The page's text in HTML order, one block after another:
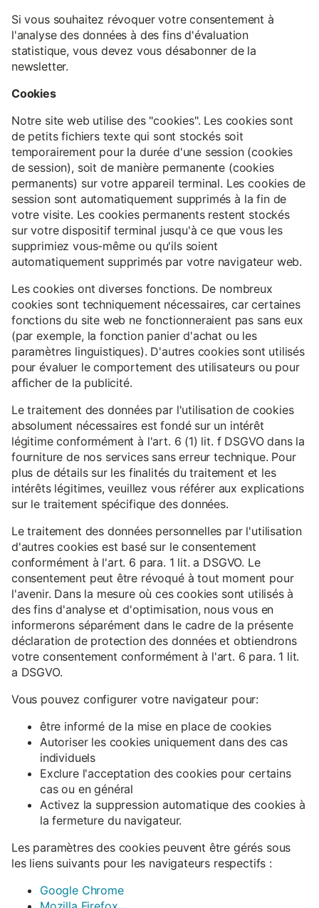
Si vous souhaitez révoquer votre consentement à
l'analyse des données à des fins d'évaluation
statistique, vous devez vous désabonner de la
newsletter.
Cookies
Notre site web utilise des "cookies". Les cookies sont
de petits fichiers texte qui sont stockés soit
temporairement pour la durée d'une session (cookies
de session), soit de manière permanente (cookies
permanents) sur votre appareil terminal. Les cookies de
session sont automatiquement supprimés à la fin de
votre visite. Les cookies permanents restent stockés
sur votre dispositif terminal jusqu'à ce que vous les
supprimiez vous-même ou qu'ils soient
automatiquement supprimés par votre navigateur web.
Les cookies ont diverses fonctions. De nombreux
cookies sont techniquement nécessaires, car certaines
fonctions du site web ne fonctionneraient pas sans eux
(par exemple, la fonction panier d'achat ou les
paramètres linguistiques). D'autres cookies sont utilisés
pour évaluer le comportement des utilisateurs ou pour
afficher de la publicité.
Le traitement des données par l'utilisation de cookies
absolument nécessaires est fondé sur un intérêt
légitime conformément à l'art. 6 (1) lit. f DSGVO dans la
fourniture de nos services sans erreur technique. Pour
plus de détails sur les finalités du traitement et les
intérêts légitimes, veuillez vous référer aux explications
sur le traitement spécifique des données.
Le traitement des données personnelles par l'utilisation
d'autres cookies est basé sur le consentement
conformément à l'art. 6 para. 1 lit. a DSGVO. Le
consentement peut être révoqué à tout moment pour
l'avenir. Dans la mesure où ces cookies sont utilisés à
des fins d'analyse et d'optimisation, nous vous en
informerons séparément dans le cadre de la présente
déclaration de protection des données et obtiendrons
votre consentement conformément à l'art. 6 para. 1 lit.
a DSGVO.
Vous pouvez configurer votre navigateur pour:
être informé de la mise en place de cookies
Autoriser les cookies uniquement dans des cas
individuels
Exclure l'acceptation des cookies pour certains
cas ou en général
Activez la suppression automatique des cookies à
la fermeture du navigateur.
Les paramètres des cookies peuvent être gérés sous
les liens suivants pour les navigateurs respectifs :
Google Chrome